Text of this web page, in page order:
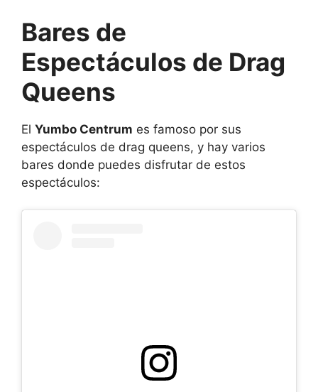
Bares de
Espectáculos de Drag
Queens
El Yumbo Centrum es famoso por sus
espectáculos de drag queens, y hay varios
bares donde puedes disfrutar de estos
espectáculos: